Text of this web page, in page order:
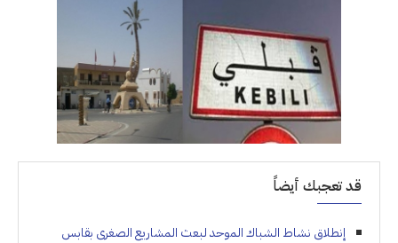
قد تعجبك أيضاً
إنطلاق نشاط الشباك الموحد لبعث المشاريع الصغرى بقابس